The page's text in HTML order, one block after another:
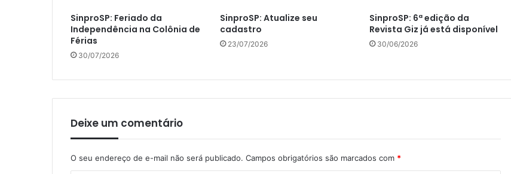
SinproSP: Feriado da
Independência na Colônia de
Férias
30/07/2026
SinproSP: Atualize seu
cadastro
23/07/2026
SinproSP: 6ª edição da
Revista Giz já está disponível
30/06/2026
Deixe um comentário
O seu endereço de e-mail não será publicado. Campos obrigatórios são marcados com *